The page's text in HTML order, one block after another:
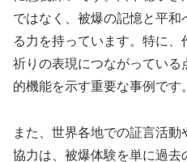
ではなく、被爆の記憶と平和
る力を持っています。特に
祈りの表現につながってい
的機能を示す重要な事例です。
また、世界各地での証言活
協力は、被爆体験を単に過